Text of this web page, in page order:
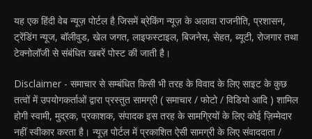
यह एक हिंदी वेब न्यूज़ पोर्टल है जिसमें ब्रेकिंग न्यूज़ के अलावा राजनीति, प्रशासन,
ट्रेंडिंग न्यूज, बॉलीवुड, खेल जगत, लाइफस्टाइल, बिजनेस, सेहत, ब्यूटी, रोजगार तथा
टेक्नोलॉजी से संबंधित खबरें पोस्ट की जाती है।
Disclaimer - समाचार से सम्बंधित किसी भी तरह के विवाद के लिए साइट के कुछ
तत्वों में उपयोगकर्ताओं द्वारा प्रस्तुत सामग्री ( समाचार / फोटो / विडियो आदि ) शामिल
होगी स्वामी, मुद्रक, प्रकाशक, संपादक इस तरह के सामग्रियों के लिए कोई ज़िम्मेदार
नहीं स्वीकार करता है। न्यूज़ पोर्टल में प्रकाशित ऐसी सामग्री के लिए संवाददाता /